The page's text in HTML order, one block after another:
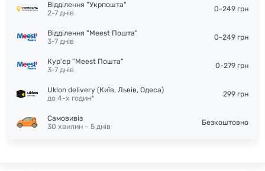
Відділення "Укрпошта"
2-7 днів
0-249 грн
Відділення "Meest Пошта"
3-7 днів
0-249 грн
Кур'єр "Meest Пошта"
3-7 днів
0-279 грн
Uklon delivery (Київ, Львів, Одеса)
до 4-х годин*
299 грн
Самовивіз
30 хвилин – 5 днів
Безкоштовно